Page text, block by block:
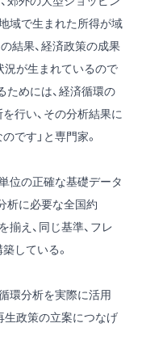
域で生まれた所得が域
結果、経済政策の成果
況が生まれているので
ためには、経済循環の
行い、その分析結果に
です」と専門家。
位の正確な基礎データ
析に必要な全国約
え、同じ基準、フレ
している。
環分析を実際に活用
生政策の立案につなげ